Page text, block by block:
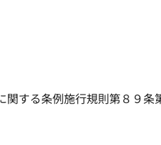
する条例施行規則第８９